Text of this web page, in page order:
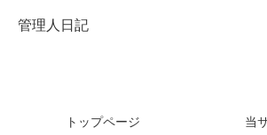
管理人日記
トップページ 当